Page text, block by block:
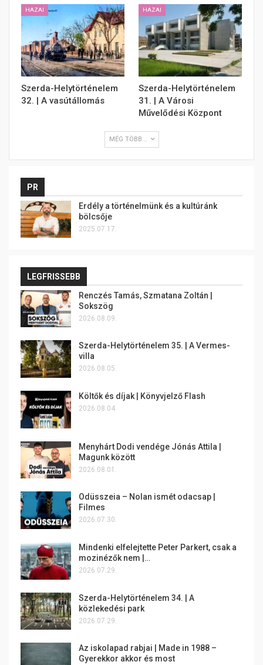
HAZAI
Szerda-Helytörténelem
32. | A vasútállomás
HAZAI
Szerda-Helytörténelem
31. | A Városi
Művelődési Központ
MÉG TÖBB...
PR
Erdély a történelmünk és a kultúránk
bölcsője
2025.07.17.
LEGFRISSEBB
Renczés Tamás, Szmatana Zoltán |
Sokszög
2026.08.09.
Szerda-Helytörténelem 35. | A Vermes-
villa
2026.08.05.
Költők és díjak | Könyvjelző Flash
2026.08.04.
Menyhárt Dodi vendége Jónás Attila |
Magunk között
2026.08.01.
Odüsszeia – Nolan ismét odacsap |
Filmes
2026.07.30.
Mindenki elfelejtette Peter Parkert, csak a
mozinézők nem |…
2026.07.29.
Szerda-Helytörténelem 34. | A
közlekedési park
2026.07.29.
Az iskolapad rabjai | Made in 1988 –
Gyerekkor akkor és most